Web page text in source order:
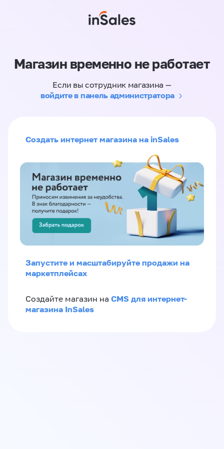
Магазин временно не работает
Если вы сотрудник магазина —
войдите в панель администратора
Создать интернет магазина на inSales
Запустите и масштабируйте продажи на
маркетплейсах
Создайте магазин на CMS для интернет-
магазина InSales